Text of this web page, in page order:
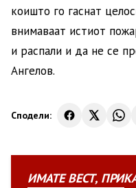
коишто го гаснат
внимаваат истиот
и распали и да не се
Ангелов.
Сподели:
ИМАТЕВЕСТ,